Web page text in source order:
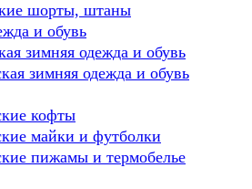
шорты, штаны
и обувь
зимняя одежда и обувь
зимняя одежда и обувь
кофты
майки и футболки
пижамы и термобелье